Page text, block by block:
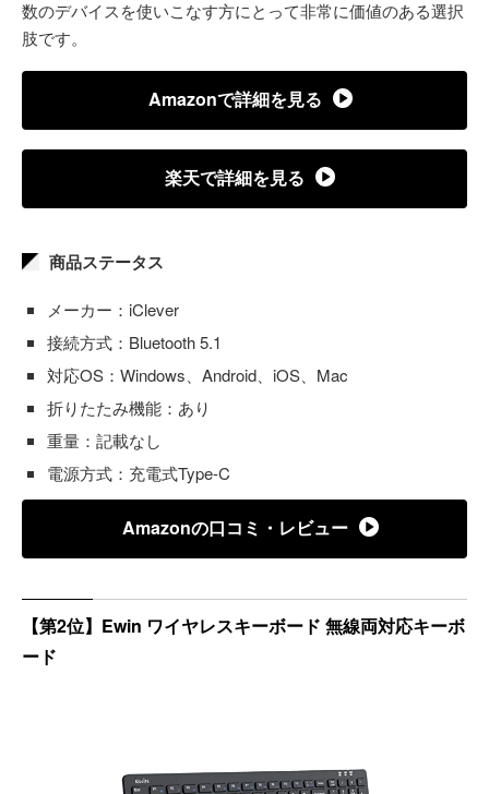
数のデバイスを使いこなす方にとって非常に価値のある選択
肢です。
Amazonで詳細を見る
楽天で詳細を見る
商品ステータス
メーカー：iClever
接続方式：Bluetooth 5.1
対応OS：Windows、Android、iOS、Mac
折りたたみ機能：あり
重量：記載なし
電源方式：充電式Type-C
Amazonの口コミ・レビュー
【第2位】Ewin ワイヤレスキーボード 無線両対応キーボ
ード